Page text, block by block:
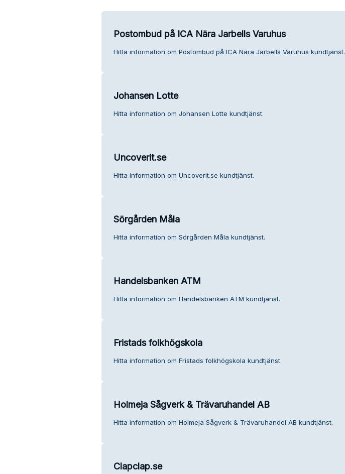
Postombud på ICA Nära Jarbells Varuhus
Hitta information om Postombud på ICA Nära Jarbells Varuhus kundtjänst.
Johansen Lotte
Hitta information om Johansen Lotte kundtjänst.
Uncoverit.se
Hitta information om Uncoverit.se kundtjänst.
Sörgården Måla
Hitta information om Sörgården Måla kundtjänst.
Handelsbanken ATM
Hitta information om Handelsbanken ATM kundtjänst.
Fristads folkhögskola
Hitta information om Fristads folkhögskola kundtjänst.
Holmeja Sågverk & Trävaruhandel AB
Hitta information om Holmeja Sågverk & Trävaruhandel AB kundtjänst.
Clapclap.se